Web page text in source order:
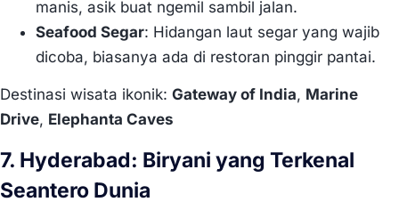
manis, asik buat ngemil sambil jalan.
Seafood Segar: Hidangan laut segar yang wajib
dicoba, biasanya ada di restoran pinggir pantai.
Destinasi wisata ikonik: Gateway of India, Marine
Drive, Elephanta Caves
7. Hyderabad: Biryani yang Terkenal
Seantero Dunia